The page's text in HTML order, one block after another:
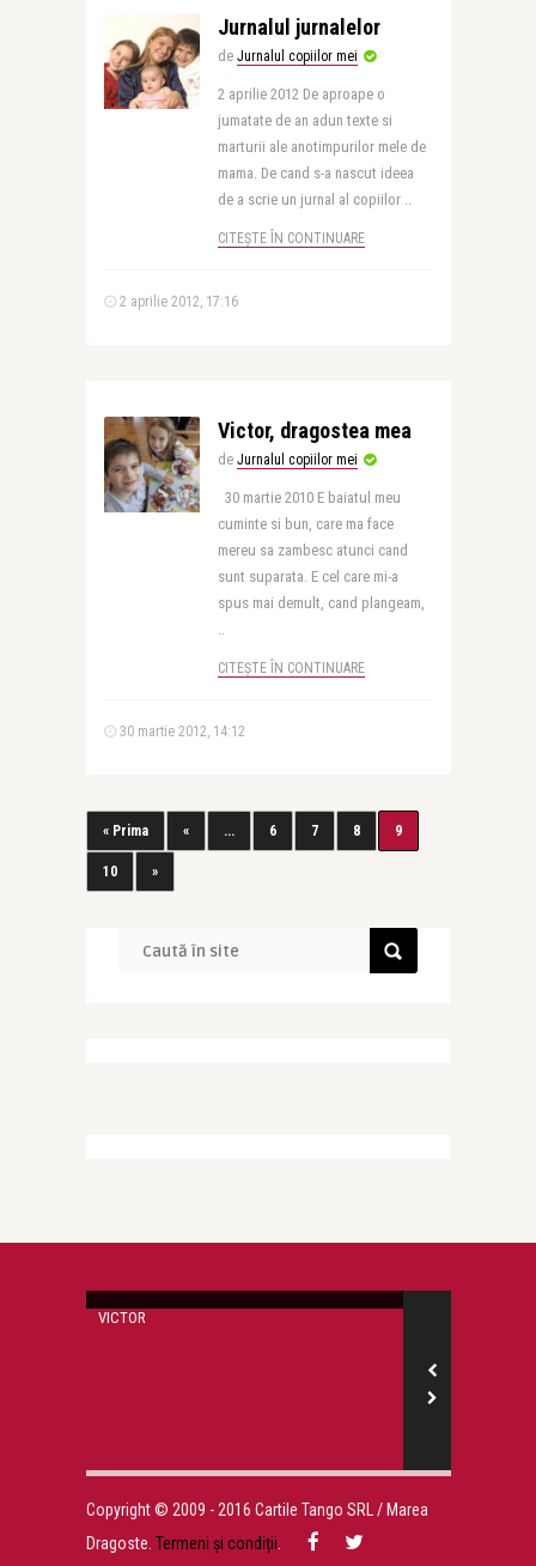
Jurnalul jurnalelor
de Jurnalul copiilor mei
2 aprilie 2012 De aproape o
jumatate de an adun texte si
marturii ale anotimpurilor mele de
mama. De cand s-a nascut ideea
de a scrie un jurnal al copiilor ..
CITEȘTE ÎN CONTINUARE
2 aprilie 2012, 17:16
Victor, dragostea mea
de Jurnalul copiilor mei
30 martie 2010 E baiatul meu
cuminte si bun, care ma face
mereu sa zambesc atunci cand
sunt suparata. E cel care mi-a
spus mai demult, cand plangeam,
..
CITEȘTE ÎN CONTINUARE
30 martie 2012, 14:12
« Prima « ... 6 7 8 9
10 »
VICTOR
Copyright © 2009 - 2016 Cartile Tango SRL / Marea
Dragoste. Termeni și condiții